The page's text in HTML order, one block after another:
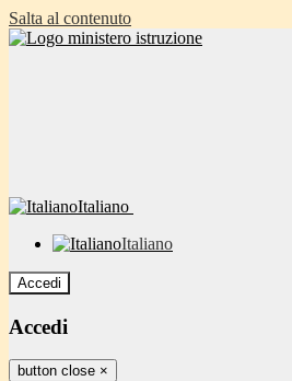
Salta al contenuto
Italiano
Italiano
Accedi
Accedi
button close ×